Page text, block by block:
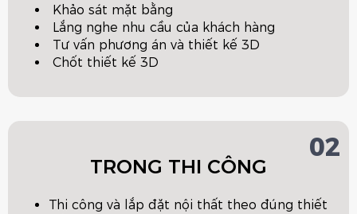
Khảo sát mặt bằng
Lắng nghe nhu cầu của khách hàng
Tư vấn phương án và thiết kế 3D
Chốt thiết kế 3D
02
TRONG THI CÔNG
Thi công và lắp đặt nội thất theo đúng thiết